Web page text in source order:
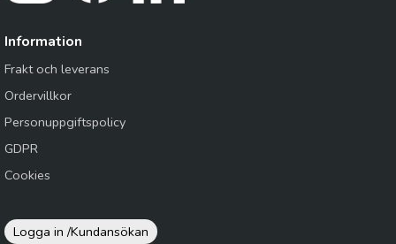
Information
Frakt och leverans
Ordervillkor
Personuppgiftspolicy
GDPR
Cookies
Logga in /Kundansökan